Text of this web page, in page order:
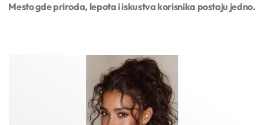
Centifolia
1.790, RSD
Mesto gde priroda, lepota i iskustva korisnika postaju jedno.